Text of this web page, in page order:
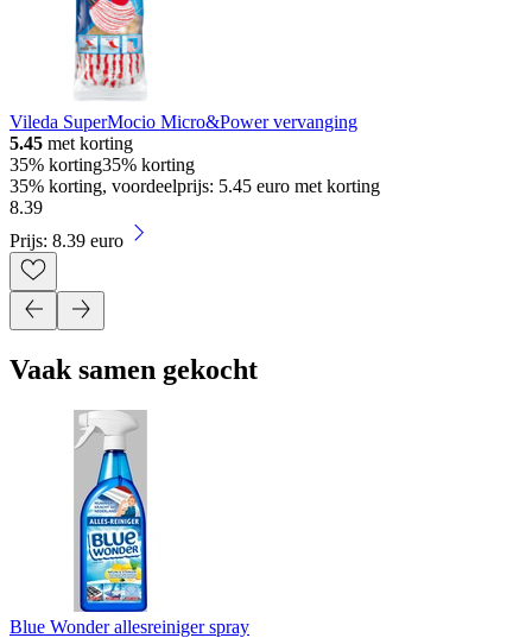
Vileda SuperMocio Micro&Power vervanging
5.45 met korting
35% korting35% korting
35% korting, voordeelprijs: 5.45 euro met korting
8.39
Prijs: 8.39 euro
Vaak samen gekocht
Blue Wonder allesreiniger spray